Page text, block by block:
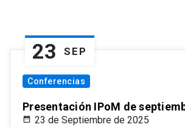
23 SEP
Conferencias
Presentación IPoM de
23 de Septiembre de 2025